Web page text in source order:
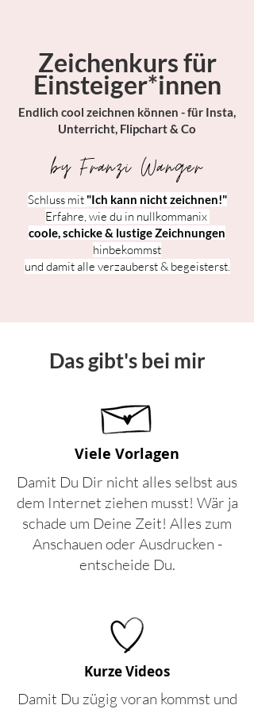
Zeichenkurs für
Einsteiger*innen
Endlich cool zeichnen können - für Insta,
Unterricht, Flipchart & Co
by Franzi Wanger
Schluss mit "Ich kann nicht zeichnen!"
Erfahre, wie du in nullkommanix
coole, schicke & lustigeZeichnungen
hinbekommst
und damit alle verzauberst & begeisterst.
Das gibt's bei mir
Viele Vorlagen
Damit Du Dir nicht alles selbst aus
dem Internet ziehen musst! Wär ja
schade um Deine Zeit! Alles zum
Anschauen oder Ausdrucken -
entscheide Du.
Kurze Videos
Damit Du zügig voran kommst und